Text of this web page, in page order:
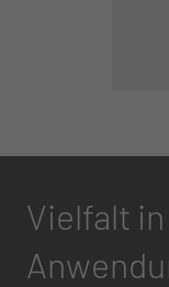
Vielfalt